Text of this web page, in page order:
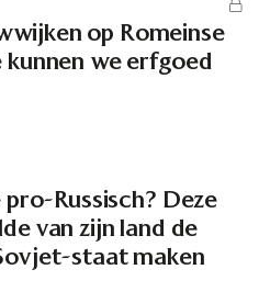
op Romeinse
kunnen we erfgoed
Russisch? Deze
van zijn land de
staat maken